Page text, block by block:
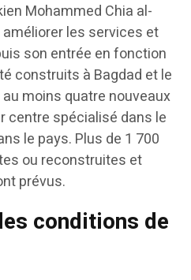
Mohammed Chia al-
améliorer les services et
son entrée en fonction
construits à Bagdad et le
moins quatre nouveaux
centre spécialisé dans le
le pays. Plus de 1 700
ou reconstruites et
prévus.
conditions de